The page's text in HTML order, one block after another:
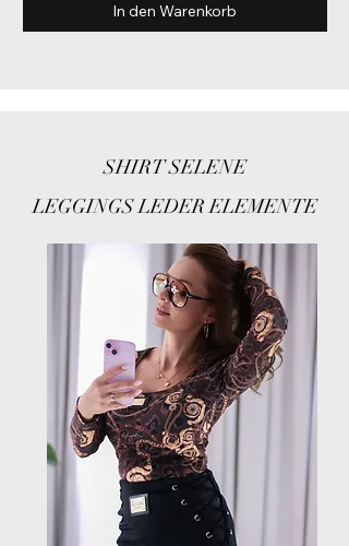
In den Warenkorb
SHIRT SELENE
LEGGINGS LEDER ELEMENTE